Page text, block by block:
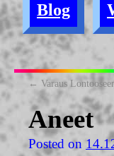
Blog
← Varaus
Aneet
Posted on